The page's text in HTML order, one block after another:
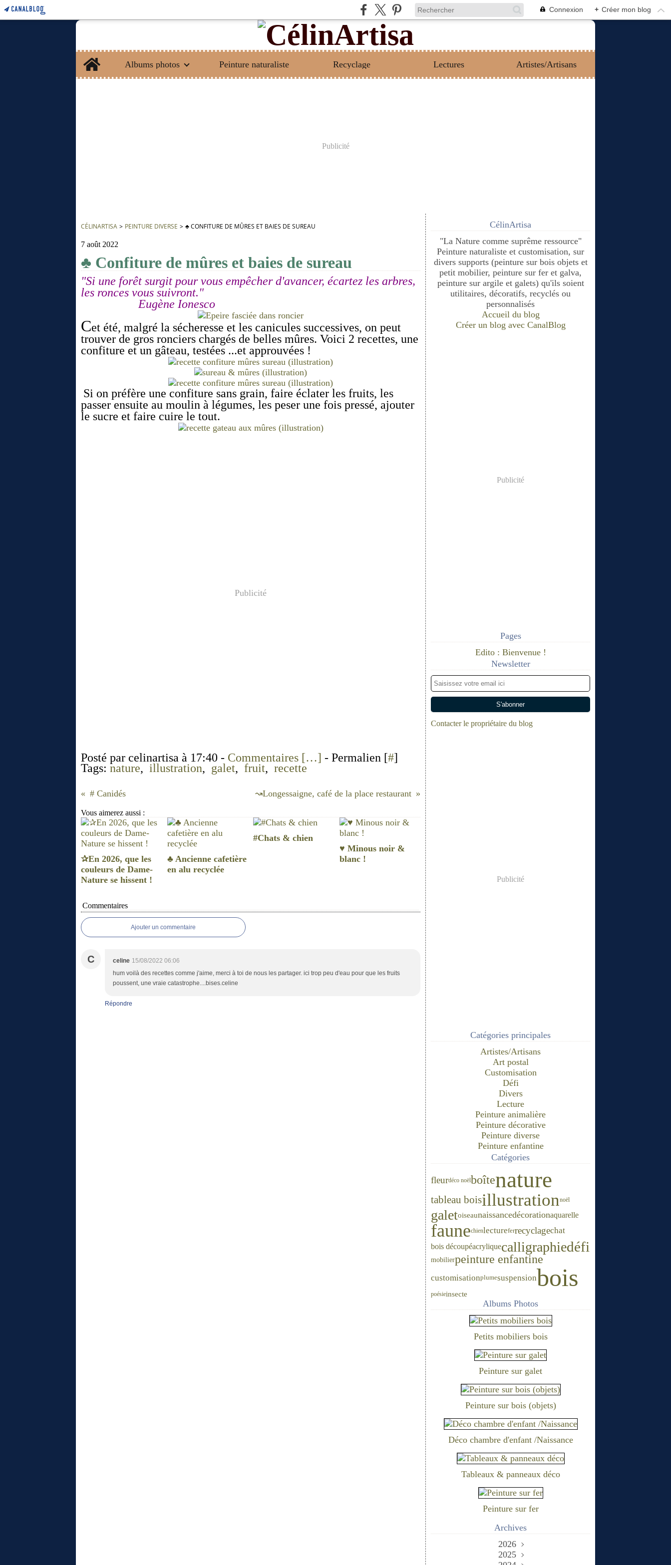
Connexion + Créer mon blog
Home
Albums photos
Peinture naturaliste Recyclage Lectures Artistes/Artisans
Publicité
CÉLINARTISA > PEINTURE DIVERSE > ♣ CONFITURE DE MÛRES ET BAIES DE SUREAU
7 août 2022
♣ Confiture de mûres et baies de sureau
"Si une forêt surgit pour vous empêcher d'avancer, écartez les arbres,
les ronces vous suivront."
Eugène Ionesco
Cet été, malgré la sécheresse et les canicules successives, on peut
trouver de gros ronciers chargés de belles mûres. Voici 2 recettes, une
confiture et un gâteau, testées ...et approuvées !
Si on préfère une confiture sans grain, faire éclater les fruits, les
passer ensuite au moulin à légumes, les peser une fois pressé, ajouter
le sucre et faire cuire le tout.
Publicité
Posté par celinartisa à 17:40 - Commentaires […] - Permalien [#]
Tags: nature, illustration, galet, fruit, recette
# Canidés ↝Longessaigne, café de la place restaurant
Vous aimerez aussi :
✰En 2026, que les
couleurs de Dame-
Nature se hissent !
♣ Ancienne cafetière
en alu recyclée
#Chats & chien
♥ Minous noir &
blanc !
Commentaires
Ajouter un commentaire
C celine 15/08/2022 06:06
hum voilà des recettes comme j'aime, merci à toi de nous les partager. ici trop peu d'eau pour que les fruits
poussent, une vraie catastrophe....bises.celine
Répondre
CélinArtisa
"La Nature comme suprême ressource"
Peinture naturaliste et customisation, sur
divers supports (peinture sur bois objets et
petit mobilier, peinture sur fer et galva,
peinture sur argile et galets) qu'ils soient
utilitaires, décoratifs, recyclés ou
personnalisés
Accueil du blog
Créer un blog avec CanalBlog
Publicité
Pages
Edito : Bienvenue !
Newsletter
Contacter le propriétaire du blog
Publicité
Catégories principales
Artistes/Artisans
Art postal
Customisation
Défi
Divers
Lecture
Peinture animalière
Peinture décorative
Peinture diverse
Peinture enfantine
Catégories
fleurdéco noëlboîtenature
tableau boisillustration noël
galetoiseaunaissancedécorationaquarelle
faunechienlectureferrecyclagechat
bois découpéacryliquecalligraphiedéfi
mobilierpeinture enfantine
customisationplumesuspensionbois
poésieinsecte
Albums Photos
Petits mobiliers bois
Peinture sur galet
Peinture sur bois (objets)
Déco chambre d'enfant /Naissance
Tableaux & panneaux déco
Peinture sur fer
Archives
2026
Juin (2)
2025